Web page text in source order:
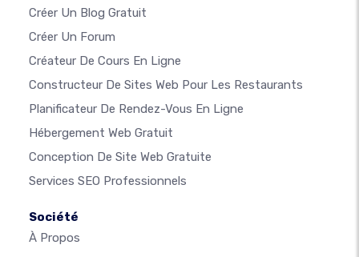
Créer Un Blog Gratuit
Créer Un Forum
Créateur De Cours En Ligne
Constructeur De Sites Web Pour Les Restaurants
Planificateur De Rendez-Vous En Ligne
Hébergement Web Gratuit
Conception De Site Web Gratuite
Services SEO Professionnels
Société
À Propos